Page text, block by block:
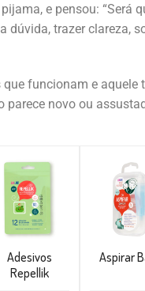
e pensou: “Será
dúvida, trazer clareza,
funcionam e aquele
novo ou
Adesivos
Repellik
Aspirar